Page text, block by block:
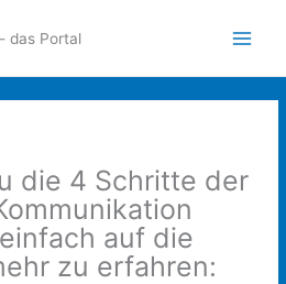
das Portal
die 4 Schritte der
auf die
zu erfahren: